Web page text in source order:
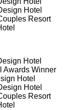
Hotel
Resort
Hotel
Awards Winner
Hotel
Hotel
Resort